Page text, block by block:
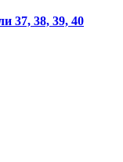
37, 38, 39, 40